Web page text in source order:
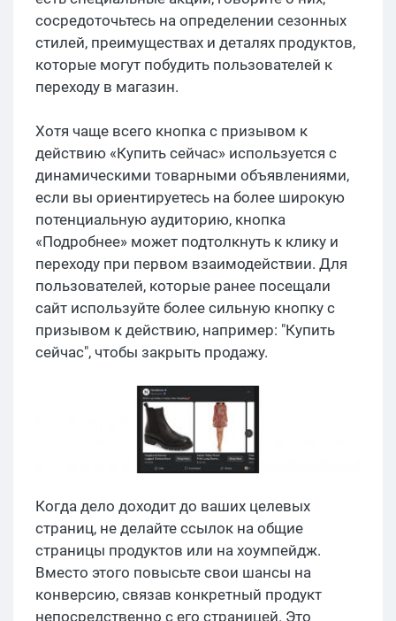
сосредоточьтесь на определении сезонных
стилей, преимуществах и деталях продуктов,
которые могут побудить пользователей к
переходу в магазин.
Хотя чаще всего кнопка с призывом к
действию «Купить сейчас» используется с
динамическими товарными объявлениями,
если вы ориентируетесь на более широкую
потенциальную аудиторию, кнопка
«Подробнее» может подтолкнуть к клику и
переходу при первом взаимодействии. Для
пользователей, которые ранее посещали
сайт используйте более сильную кнопку с
призывом к действию, например: "Купить
сейчас", чтобы закрыть продажу.
Когда дело доходит до ваших целевых
страниц, не делайте ссылок на общие
страницы продуктов или на хоумпейдж.
Вместо этого повысьте свои шансы на
конверсию, связав конкретный продукт
непосредственно с его страницей. Это